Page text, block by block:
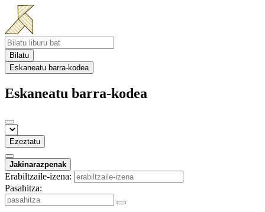
Bilatu
Eskaneatu barra-kodea
Eskaneatu barra-kodea
Ezeztatu
Jakinarazpenak
Erabiltzaile-izena:
Pasahitza: